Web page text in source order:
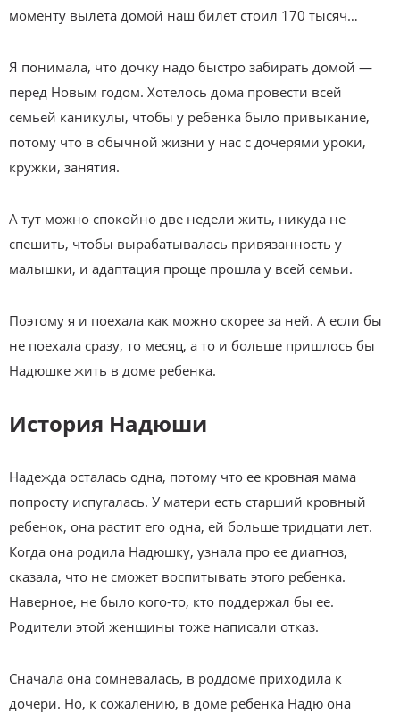
моменту вылета домой наш билет стоил 170 тысяч…
Я понимала, что дочку надо быстро забирать домой —
перед Новым годом. Хотелось дома провести всей
семьей каникулы, чтобы у ребенка было привыкание,
потому что в обычной жизни у нас с дочерями уроки,
кружки, занятия.
А тут можно спокойно две недели жить, никуда не
спешить, чтобы вырабатывалась привязанность у
малышки, и адаптация проще прошла у всей семьи.
Поэтому я и поехала как можно скорее за ней. А если бы
не поехала сразу, то месяц, а то и больше пришлось бы
Надюшке жить в доме ребенка.
История Надюши
Надежда осталась одна, потому что ее кровная мама
попросту испугалась. У матери есть старший кровный
ребенок, она растит его одна, ей больше тридцати лет.
Когда она родила Надюшку, узнала про ее диагноз,
сказала, что не сможет воспитывать этого ребенка.
Наверное, не было кого-то, кто поддержал бы ее.
Родители этой женщины тоже написали отказ.
Сначала она сомневалась, в роддоме приходила к
дочери. Но, к сожалению, в доме ребенка Надю она